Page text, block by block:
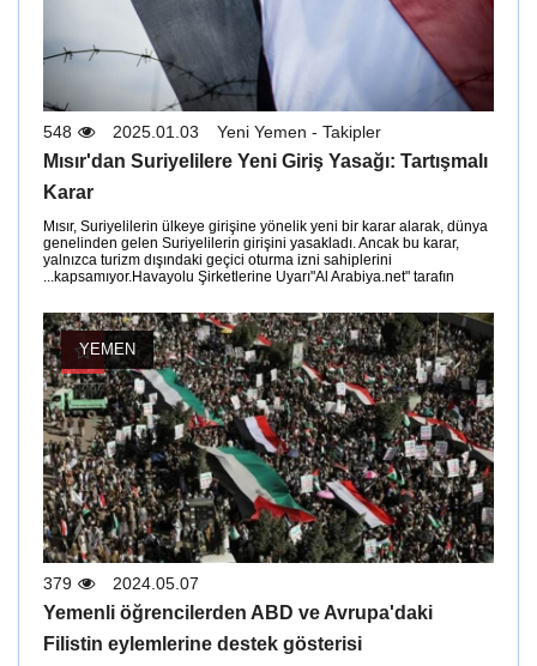
Yeni Yemen - Takipler
2025.01.03
548
Mısır'dan Suriyelilere Yeni Giriş Yasağı: Tartışmalı
Karar
Mısır, Suriyelilerin ülkeye girişine yönelik yeni bir karar alarak, dünya
genelinden gelen Suriyelilerin girişini yasakladı. Ancak bu karar,
yalnızca turizm dışındaki geçici oturma izni sahiplerini
kapsamıyor.Havayolu Şirketlerine Uyarı"Al Arabiya.net" tarafın...
YEMEN
2024.05.07
379
Yemenli öğrencilerden ABD ve Avrupa'daki
Filistin eylemlerine destek gösterisi